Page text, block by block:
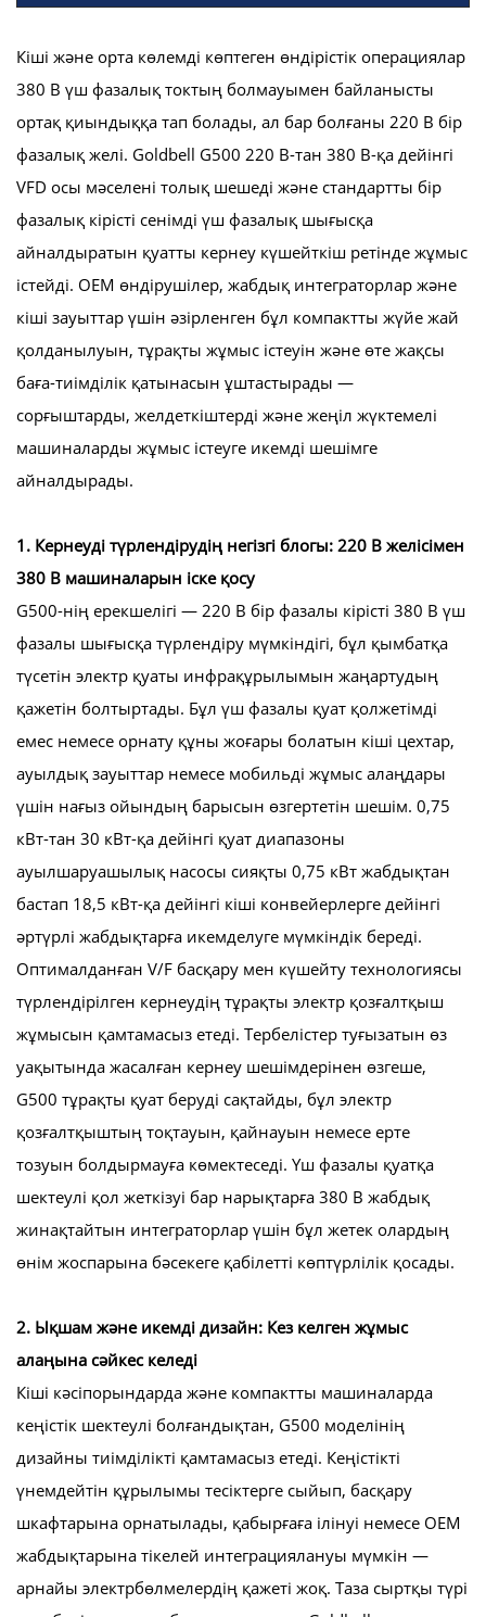
Кіші және орта көлемді көптеген өндірістік операциялар
380 В үш фазалық токтың болмауымен байланысты
ортақ қиындыққа тап болады, ал бар болғаны 220 В бір
фазалық желі. Goldbell G500 220 В-тан 380 В-қа дейінгі
VFD осы мәселені толық шешеді және стандартты бір
фазалық кірісті сенімді үш фазалық шығысқа
айналдыратын қуатты кернеу күшейткіш ретінде жұмыс
істейді. OEM өндірушілер, жабдық интеграторлар және
кіші зауыттар үшін әзірленген бұл компактты жүйе жай
қолданылуын, тұрақты жұмыс істеуін және өте жақсы
баға-тиімділік қатынасын ұштастырады —
сорғыштарды, желдеткіштерді және жеңіл жүктемелі
машиналарды жұмыс істеуге икемді шешімге
айналдырады.
1. Кернеуді түрлендірудің негізгі блогы: 220 В желісімен
380 В машиналарын іске қосу
G500-нің ерекшелігі — 220 В бір фазалы кірісті 380 В үш
фазалы шығысқа түрлендіру мүмкіндігі, бұл қымбатқа
түсетін электр қуаты инфрақұрылымын жаңартудың
қажетін болтыртады. Бұл үш фазалы қуат қолжетімді
емес немесе орнату құны жоғары болатын кіші цехтар,
ауылдық зауыттар немесе мобильді жұмыс алаңдары
үшін нағыз ойындың барысын өзгертетін шешім. 0,75
кВт-тан 30 кВт-қа дейінгі қуат диапазоны
ауылшаруашылық насосы сияқты 0,75 кВт жабдықтан
бастап 18,5 кВт-қа дейінгі кіші конвейерлерге дейінгі
әртүрлі жабдықтарға икемделуге мүмкіндік береді.
Оптималданған V/F басқару мен күшейту технологиясы
түрлендірілген кернеудің тұрақты электр қозғалтқыш
жұмысын қамтамасыз етеді. Тербелістер туғызатын өз
уақытында жасалған кернеу шешімдерінен өзгеше,
G500 тұрақты қуат беруді сақтайды, бұл электр
қозғалтқыштың тоқтауын, қайнауын немесе ерте
тозуын болдырмауға көмектеседі. Үш фазалы қуатқа
шектеулі қол жеткізуі бар нарықтарға 380 В жабдық
жинақтайтын интеграторлар үшін бұл жетек олардың
өнім жоспарына бәсекеге қабілетті көптүрлілік қосады.
2. Ықшам және икемді дизайн: Кез келген жұмыс
алаңына сәйкес келеді
Кіші кәсіпорындарда және компактты машиналарда
кеңістік шектеулі болғандықтан, G500 моделінің
дизайны тиімділікті қамтамасыз етеді. Кеңістікті
үнемдейтін құрылымы тесіктерге сыйып, басқару
шкафтарына орнатылады, қабырғаға ілінуі немесе OEM
жабдықтарына тікелей интеграциялануы мүмкін —
арнайы электрбөлмелердің қажеті жоқ. Таза сыртқы түрі